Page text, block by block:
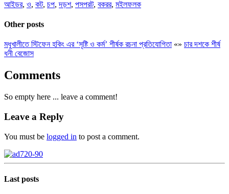
আইডর, ও, কট, চপ,দড়শ, পসপরট, বকরর, মইলফলক
Other posts
মধুখালীতে স্টিফেন হকিং এর ‘সৃষ্টি ও কর্ম’ শীর্ষক রচনা প্রতিযোগিতা «» চার দশকে শীর্ষ
ধনী বেজোস
Comments
So empty here ... leave a comment!
Leave a Reply
You must be logged in to post a comment.
Last posts